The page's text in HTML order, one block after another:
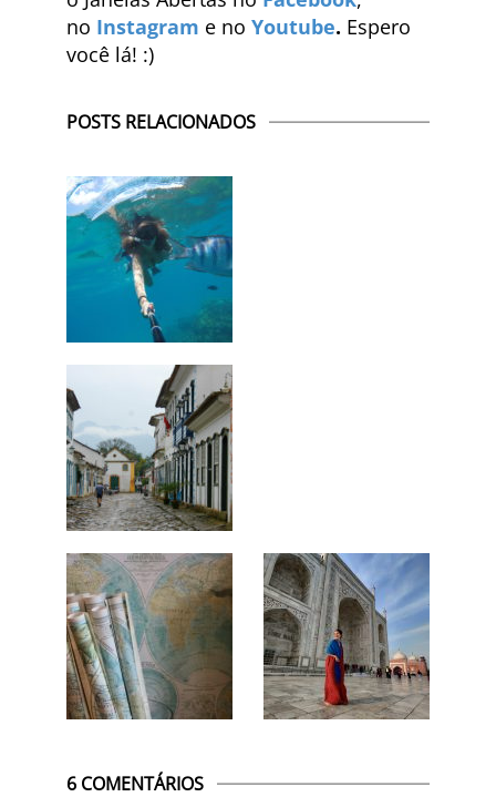
no Instagram e no Youtube. Espero
você lá! :)
POSTS RELACIONADOS
6 COMENTÁRIOS